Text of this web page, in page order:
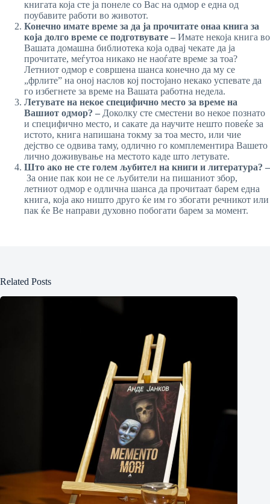
книгата која сте ја понеле со Вас на одмор е една од
поубавите работи во животот.
Конечно имате време за да ја прочитате онаа книга за
која долго време се подготвувате – Имате некоја книга во
Вашата домашна библиотека која одвај чекате да ја
прочитате, меѓутоа никако не наоѓате време за тоа?
Летниот одмор е совршена шанса конечно да му се
„фрлите” на оној наслов кој постојано некако успевате да
го избегнете за време на Вашата работна недела.
Летувате на некое специфично место за време на
Вашиот одмор? – Доколку сте сместени во некое познато
и специфично место, и сакате да научите нешто повеќе за
истото, книга напишана токму за тоа место, или чие
дејство се одвива таму, одлично го комплементира Вашето
лично доживување на местото каде што летувате.
Што ако не сте голем љубител на книги и литература? –
За оние пак кои не се љубители на пишаниот збор,
летниот одмор е одлична шанса да прочитаат барем една
книга, која ако ништо друго ќе им го збогати речникот или
пак ќе Ве направи духовно побогати барем за момент.
Related Posts